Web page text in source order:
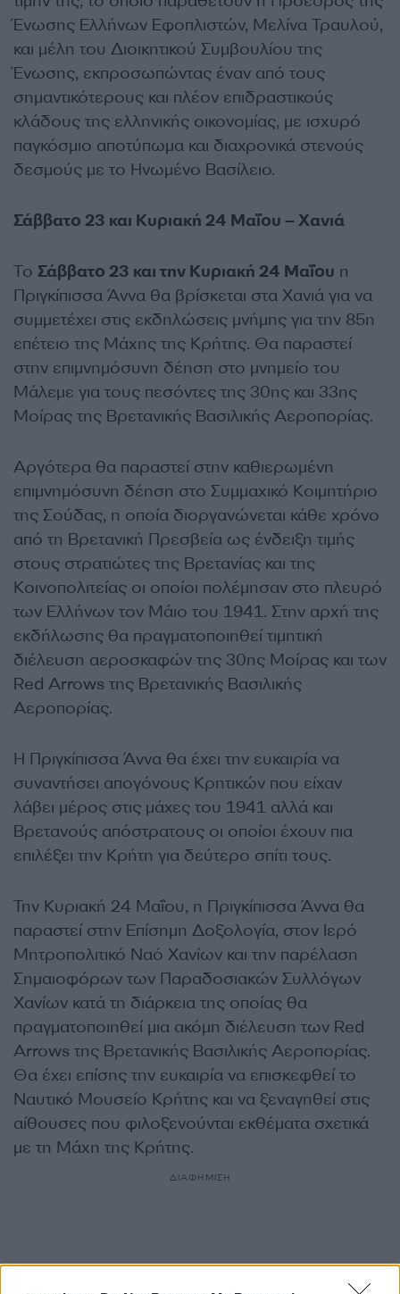
Ένωσης Ελλήνων Εφοπλιστών, Μελίνα Τραυλού,
και μέλη του Διοικητικού Συμβουλίου της
Ένωσης, εκπροσωπώντας έναν από τους
σημαντικότερους και πλέον επιδραστικούς
κλάδους της ελληνικής οικονομίας, με ισχυρό
παγκόσμιο αποτύπωμα και διαχρονικά στενούς
δεσμούς με το Ηνωμένο Βασίλειο.
Σάββατο 23 και Κυριακή 24 Μαΐου – Χανιά
Το Σάββατο 23 και την Κυριακή 24 Μαΐου η
Πριγκίπισσα Άννα θα βρίσκεται στα Χανιά για να
συμμετέχει στις εκδηλώσεις μνήμης για την 85η
επέτειο της Μάχης της Κρήτης. Θα παραστεί
στην επιμνημόσυνη δέηση στο μνημείο του
Μάλεμε για τους πεσόντες της 30ης και 33ης
Μοίρας της Βρετανικής Βασιλικής Αεροπορίας.
Αργότερα θα παραστεί στην καθιερωμένη
επιμνημόσυνη δέηση στο Συμμαχικό Κοιμητήριο
της Σούδας, η οποία διοργανώνεται κάθε χρόνο
από τη Βρετανική Πρεσβεία ως ένδειξη τιμής
στους στρατιώτες της Βρετανίας και της
Κοινοπολιτείας οι οποίοι πολέμησαν στο πλευρό
των Ελλήνων τον Μάιο του 1941. Στην αρχή της
εκδήλωσης θα πραγματοποιηθεί τιμητική
διέλευση αεροσκαφών της 30ης Μοίρας και των
Red Arrows της Βρετανικής Βασιλικής
Αεροπορίας.
Η Πριγκίπισσα Άννα θα έχει την ευκαιρία να
συναντήσει απογόνους Κρητικών που είχαν
λάβει μέρος στις μάχες του 1941 αλλά και
Βρετανούς απόστρατους οι οποίοι έχουν πια
επιλέξει την Κρήτη για δεύτερο σπίτι τους.
Την Κυριακή 24 Μαΐου, η Πριγκίπισσα Άννα θα
παραστεί στην Επίσημη Δοξολογία, στον Ιερό
Μητροπολιτικό Ναό Χανίων και την παρέλαση
Σημαιοφόρων των Παραδοσιακών Συλλόγων
Χανίων κατά τη διάρκεια της οποίας θα
πραγματοποιηθεί μια ακόμη διέλευση των Red
Arrows της Βρετανικής Βασιλικής Αεροπορίας.
Θα έχει επίσης την ευκαιρία να επισκεφθεί το
Ναυτικό Μουσείο Κρήτης και να ξεναγηθεί στις
αίθουσες που φιλοξενούνται εκθέματα σχετικά
με τη Μάχη της Κρήτης.
ΔΙΑΦΗΜΙΣΗ